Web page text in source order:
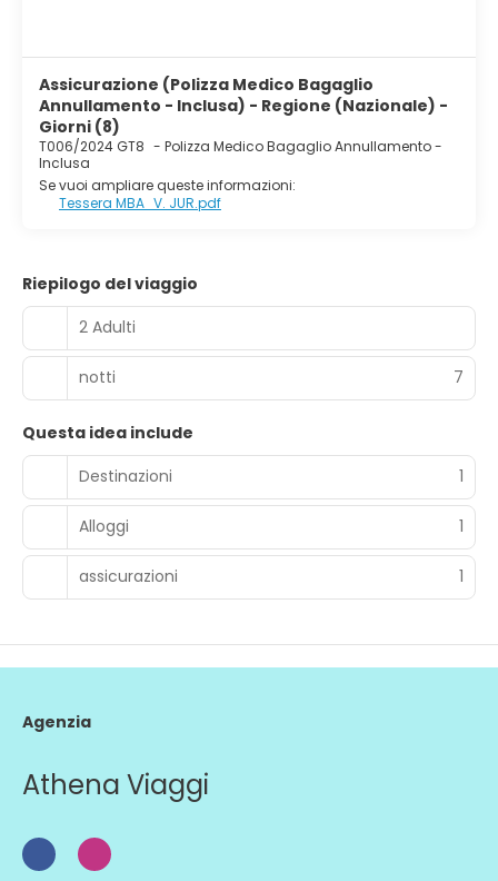
Assicurazione (Polizza Medico Bagaglio
Annullamento - Inclusa) - Regione (Nazionale) -
Giorni (8)
T006/2024 GT8 - Polizza Medico Bagaglio Annullamento -
Inclusa
Se vuoi ampliare queste informazioni:
Tessera MBA_V. JUR.pdf
Riepilogo del viaggio
2 Adulti
notti 7
Questa idea include
Destinazioni
1
Alloggi 1
assicurazioni 1
Agenzia
Athena Viaggi